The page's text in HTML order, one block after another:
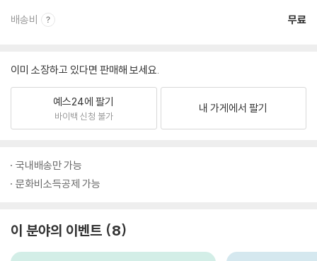
배송비 무료
이미 소장하고 있다면 판매해 보세요.
예스24에 팔기
바이백 신청 불가
내 가게에서 팔기
국내배송만 가능
문화비소득공제 가능
이 분야의 이벤트 8